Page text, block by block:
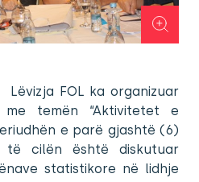
Lëvizja FOL ka organizuar
temën “Aktivitetet e
e parë gjashtë (6)
cilën është diskutuar
statistikore në lidhje